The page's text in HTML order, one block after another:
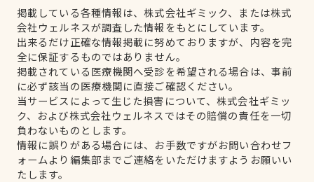
掲載している各種情報は、株式会社ギミック、または株式
会社ウェルネスが調査した情報をもとにしています。
出来るだけ正確な情報掲載に努めておりますが、内容を完
全に保証するものではありません。
掲載されている医療機関へ受診を希望される場合は、事前
に必ず該当の医療機関に直接ご確認ください。
当サービスによって生じた損害について、株式会社ギミッ
ク、および株式会社ウェルネスではその賠償の責任を一切
負わないものとします。
情報に誤りがある場合には、お手数ですがお問い合わせフ
ォームより編集部までご連絡をいただけますようお願いい
たします。